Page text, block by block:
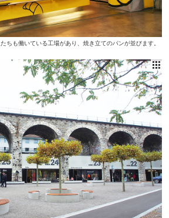
ちも働いている工場があり、焼き立てのパンが並びます。